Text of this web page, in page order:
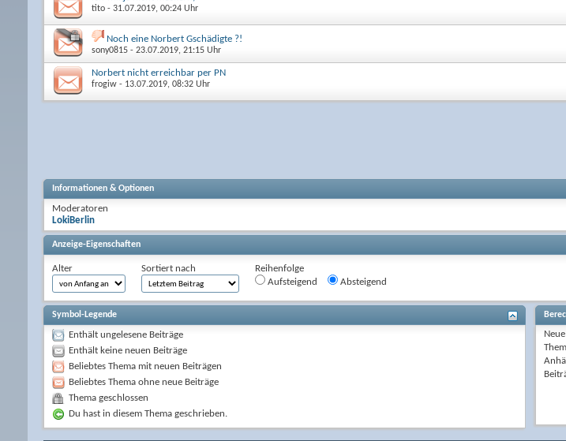
tito - 31.07.2019, 00:24 Uhr
Noch eine Norbert Gschädigte ?!
sony0815 - 23.07.2019, 21:15 Uhr
Norbert nicht erreichbar per PN
frogiw - 13.07.2019, 08:32 Uhr
Informationen & Optionen
Moderatoren
LokiBerlin
Anzeige-Eigenschaften
Alter Sortiert nach
Reihenfolge
Aufsteigend
Absteigend
Symbol-Legende
Enthält ungelesene Beiträge
Enthält keine neuen Beiträge
Beliebtes Thema mit neuen Beiträgen
Beliebtes Thema ohne neue Beiträge
Thema geschlossen
Du hast in diesem Thema geschrieben.